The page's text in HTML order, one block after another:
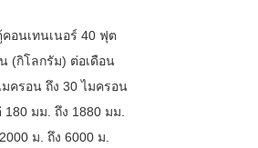
อนเทนเนอร์ 40 ฟุต
(กิโลกรัม) ต่อเดือน
ครอน ถึง 30 ไมครอน
มม. ถึง 1880 มม.
ม. ถึง 6000 ม.